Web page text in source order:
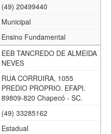
(49) 20499440
Municipal
Ensino Fundamental
EEB TANCREDO DE ALMEIDA
NEVES
RUA CORRUIRA, 1055
PREDIO PROPRIO. EFAPI.
89809-820 Chapecó - SC.
(49) 33285162
Estadual